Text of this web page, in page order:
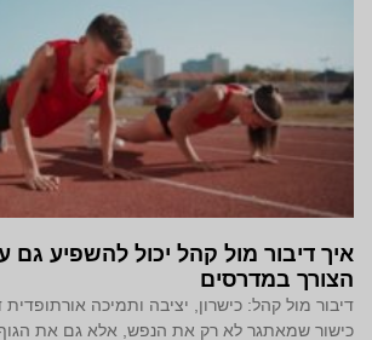
איך דיבור מול קהל יכול להשפיע גם
הצורך במדרסים
דיבור מול קהל: כישרון, יציבה ותמיכה
כישור שמאתגר לא רק את הנפש, אלא גם את